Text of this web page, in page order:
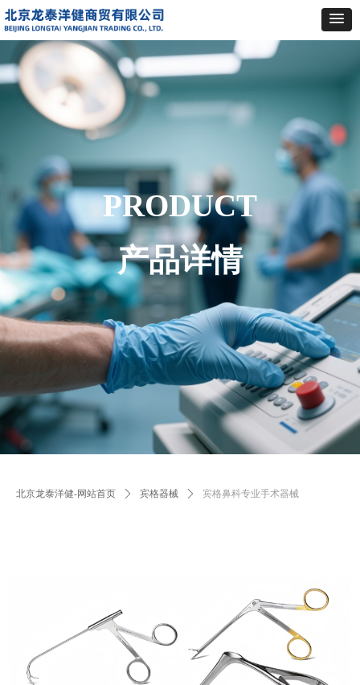
北京龙泰洋健-网站首页 ꄲ 宾格器械 ꄲ 宾格鼻科专业手术器械
PRODUCT
产品详情